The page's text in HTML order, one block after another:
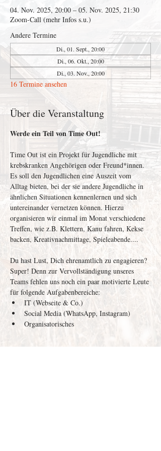
04. Nov. 2025, 20:00 – 05. Nov. 2025, 21:30
Zoom-Call (mehr Infos s.u.)
Andere Termine
Di., 01. Sept., 20:00
Di., 06. Okt., 20:00
Di., 03. Nov., 20:00
16 Termine ansehen
Über die Veranstaltung
Werde ein Teil von Time Out!
Time Out ist ein Projekt für Jugendliche mit
krebskranken Angehörigen oder Freund*innen.
Es soll den Jugendlichen eine Auszeit vom
Alltag bieten, bei der sie andere Jugendliche in
ähnlichen Situationen kennenlernen und sich
untereinander vernetzen können. Hierzu
organisieren wir einmal im Monat verschiedene
Treffen, wie z.B. Klettern, Kanu fahren, Kekse
backen, Kreativnachmittage, Spieleabende....
Du hast Lust, Dich ehrenamtlich zu engagieren?
Super! Denn zur Vervollständigung unseres
Teams fehlen uns noch ein paar motivierte Leute
für folgende Aufgabenbereiche:
IT (Webseite & Co.)
Social Media (WhatsApp, Instagram)
Organisatorisches